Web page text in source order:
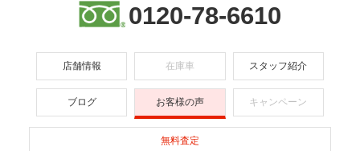
0120-78-6610
店舗情報 在庫車 スタッフ紹介
ブログ お客様の声 キャンペーン
無料査定